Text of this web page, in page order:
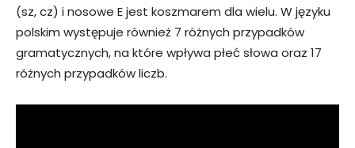
(sz, cz) i nosowe E jest koszmarem dla wielu. W języku
polskim występuje również 7 różnych przypadków
gramatycznych, na które wpływa płeć słowa oraz 17
różnych przypadków liczb.